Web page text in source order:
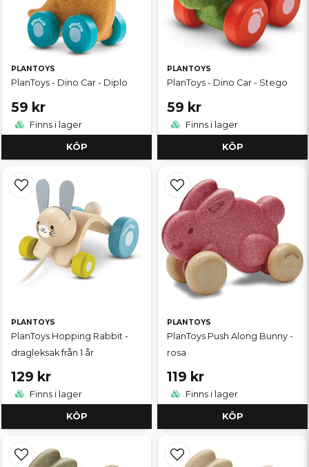
PLANTOYS
PlanToys - Dino Car - Diplo
59 kr
Finns i lager
KÖP
PLANTOYS
PlanToys - Dino Car - Stego
59 kr
Finns i lager
KÖP
PLANTOYS
PlanToys Hopping Rabbit -
dragleksak från 1 år
129 kr
Finns i lager
KÖP
PLANTOYS
PlanToys Push Along Bunny -
rosa
119 kr
Finns i lager
KÖP